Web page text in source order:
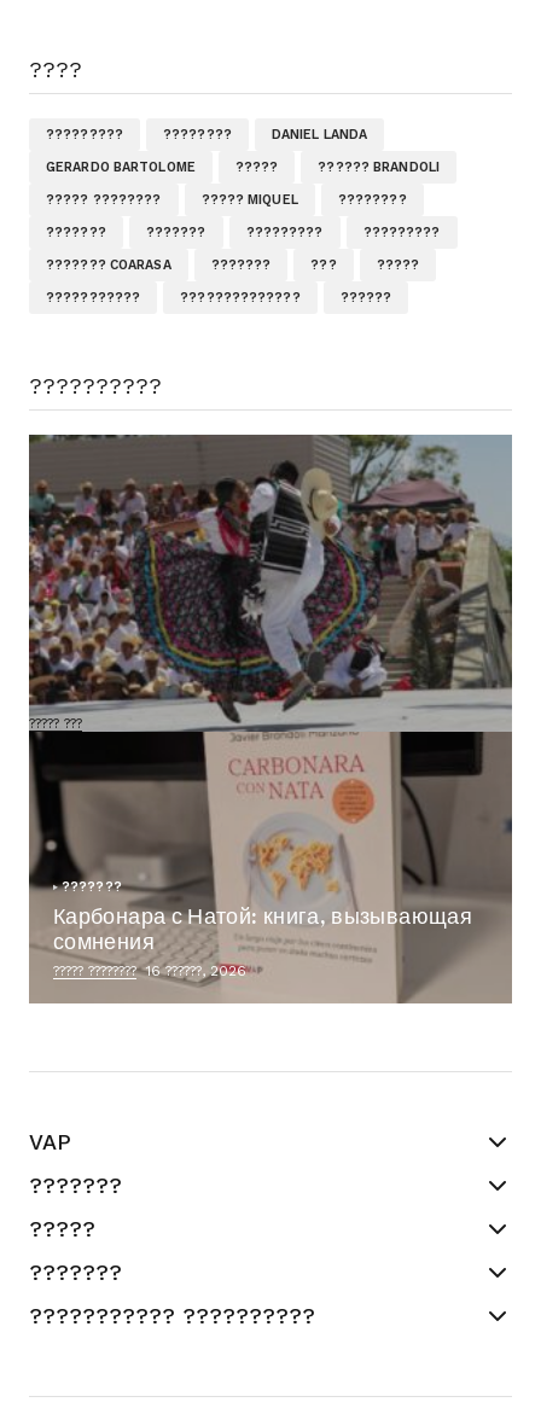
????
????????? ???????? DANIEL LANDA
GERARDO BARTOLOME ????? ?????? BRANDOLI
????? ???????? ????? MIQUEL ????????
??????? ??????? ????????? ?????????
??????? COARASA ??????? ??? ?????
??????????? ?????????????? ??????
??????????
Маршрут VAP через Мексику (подтвержден
выезд и группа уже закрыта)
????? ???
???????
Карбонара с Натой: книга, вызывающая
сомнения
????? ???????? 16 ??????, 2026
VAP
???????
?????
???????
??????????? ??????????